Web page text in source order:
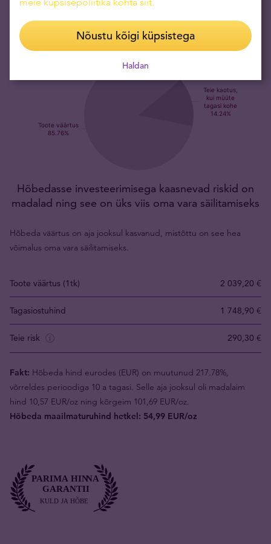
Hõbedasse investeerimisega kaasnevad riskid on
madalad ning see on üks viis oma vara säilitamiseks
Hõbeda väärtus on aja jooksul kasvanud, mistõttu on see hea
võimalus oma vara säilitamiseks.
Toote väärtus (1tk) 2 039,20 €
Tagasiostuhind 1 748,90 €
Teie risk 290,30 €
Fakt: Hõbeda hind eurodes (EUR) on muutunud 217.78%,
võrreldes perioodiga 10 a tagasi. Selle aja jooksul oli madalaim
hind 10,57 EUR/oz ning kõrgeim 101,69 EUR/oz.
Hõbeda maailmaturuhind hetkel: 54,99 EUR/oz
Nõustu kõigi küpsistega
Haldan